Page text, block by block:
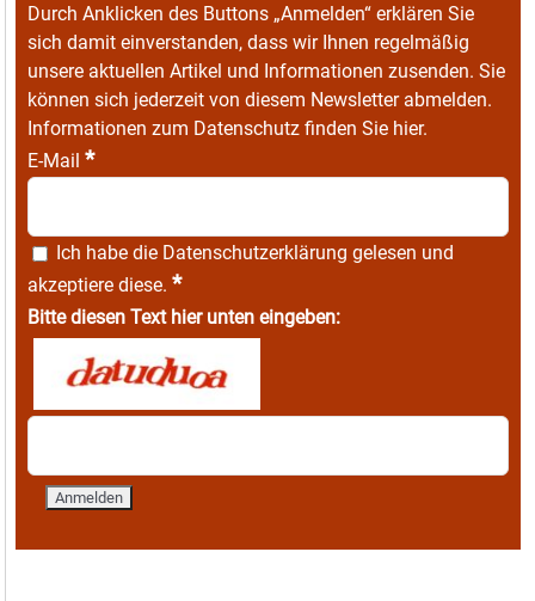
Durch Anklicken des Buttons „Anmelden“ erklären Sie
sich damit einverstanden, dass wir Ihnen regelmäßig
unsere aktuellen Artikel und Informationen zusenden. Sie
können sich jederzeit von diesem Newsletter abmelden.
Informationen zum Datenschutz finden Sie hier.
E-Mail *
Ich habe die Datenschutzerklärung gelesen und
akzeptiere diese. *
Bitte diesen Text hier unten eingeben: